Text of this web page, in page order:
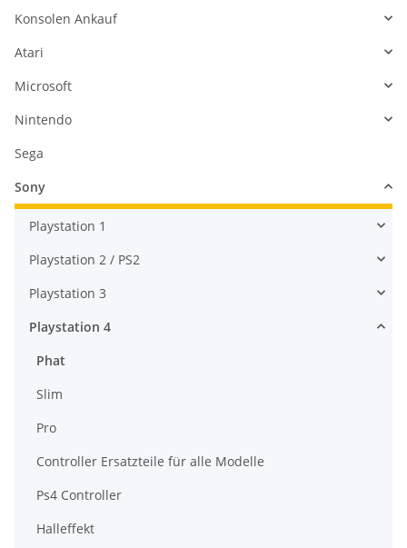
Konsolen Ankauf
Atari
Microsoft
Nintendo
Sega
Sony
Playstation 1
Playstation 2 / PS2
Playstation 3
Playstation 4
Phat
Slim
Pro
Controller Ersatzteile für alle Modelle
Ps4 Controller
Halleffekt